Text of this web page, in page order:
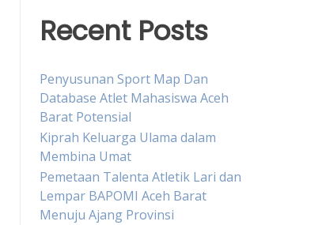
Recent Posts
Penyusunan Sport Map Dan
Database Atlet Mahasiswa Aceh
Barat Potensial
Kiprah Keluarga Ulama dalam
Membina Umat
Pemetaan Talenta Atletik Lari dan
Lempar BAPOMI Aceh Barat
Menuju Ajang Provinsi